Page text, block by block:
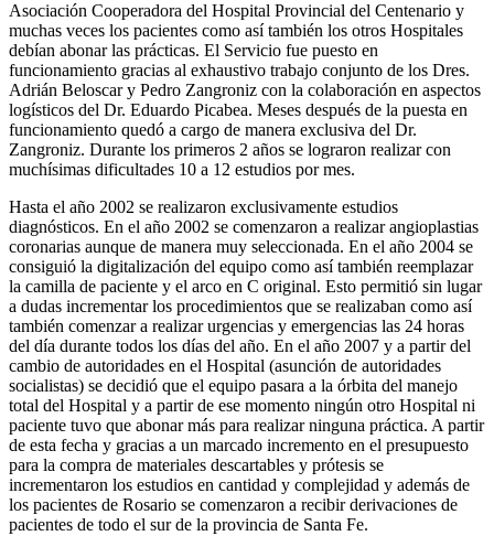
Asociación Cooperadora del Hospital Provincial del Centenario y
muchas veces los pacientes como así también los otros Hospitales
debían abonar las prácticas. El Servicio fue puesto en
funcionamiento gracias al exhaustivo trabajo conjunto de los Dres.
Adrián Beloscar y Pedro Zangroniz con la colaboración en aspectos
logísticos del Dr. Eduardo Picabea. Meses después de la puesta en
funcionamiento quedó a cargo de manera exclusiva del Dr.
Zangroniz. Durante los primeros 2 años se lograron realizar con
muchísimas dificultades 10 a 12 estudios por mes.
Hasta el año 2002 se realizaron exclusivamente estudios
diagnósticos. En el año 2002 se comenzaron a realizar angioplastias
coronarias aunque de manera muy seleccionada. En el año 2004 se
consiguió la digitalización del equipo como así también reemplazar
la camilla de paciente y el arco en C original. Esto permitió sin lugar
a dudas incrementar los procedimientos que se realizaban como así
también comenzar a realizar urgencias y emergencias las 24 horas
del día durante todos los días del año. En el año 2007 y a partir del
cambio de autoridades en el Hospital (asunción de autoridades
socialistas) se decidió que el equipo pasara a la órbita del manejo
total del Hospital y a partir de ese momento ningún otro Hospital ni
paciente tuvo que abonar más para realizar ninguna práctica. A partir
de esta fecha y gracias a un marcado incremento en el presupuesto
para la compra de materiales descartables y prótesis se
incrementaron los estudios en cantidad y complejidad y además de
los pacientes de Rosario se comenzaron a recibir derivaciones de
pacientes de todo el sur de la provincia de Santa Fe.